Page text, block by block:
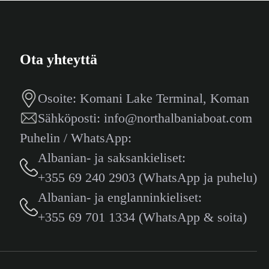
Ota yhteyttä
Osoite: Komani Lake Terminal, Koman
Sähköposti: info@northalbaniaboat.com
Puhelin / WhatsApp:
Albanian- ja saksankieliset:
+355 69 240 2903 (WhatsApp ja puhelu)
Albanian- ja englanninkieliset:
+355 69 701 1334 (WhatsApp & soita)